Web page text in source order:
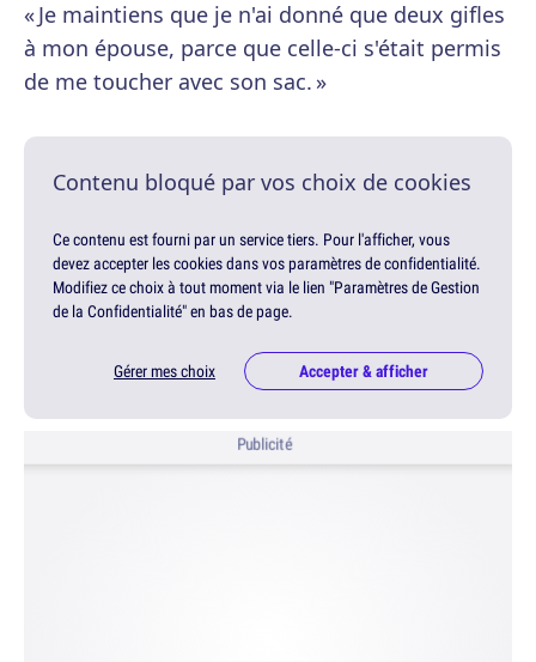
« Je maintiens que je n'ai donné que deux gifles
à mon épouse, parce que celle-ci s'était permis
de me toucher avec son sac. »
Contenu bloqué par vos choix de cookies
Ce contenu est fourni par un service tiers. Pour l'afficher, vous
devez accepter les cookies dans vos paramètres de confidentialité.
Modifiez ce choix à tout moment via le lien "Paramètres de Gestion
de la Confidentialité" en bas de page.
Gérer mes choix Accepter & afficher
Publicité